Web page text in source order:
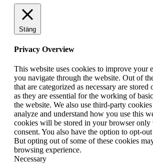
Stäng
Privacy Overview
This website uses cookies to improve your
you navigate through the website. Out of
that are categorized as necessary are
as they are essential for the working of
the website. We also use third-party
analyze and understand how you use this
cookies will be stored in your browser
consent. You also have the option to opt-
But opting out of some of these cookies
browsing experience.
Necessary